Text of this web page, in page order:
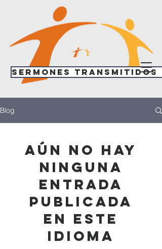
Sermones transmitidos
Blog
Aún no hay
ninguna
entrada
publicada
en este
idioma